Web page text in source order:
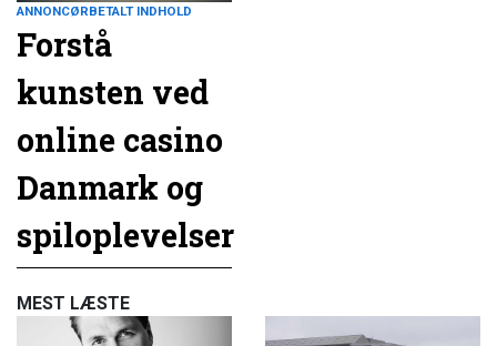
ANNONCØRBETALT INDHOLD
Forstå
kunsten ved
online casino
Danmark og
spiloplevelser
MEST LÆSTE